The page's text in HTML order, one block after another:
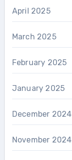
April 2025
March 2025
February 2025
January 2025
December 2024
November 2024